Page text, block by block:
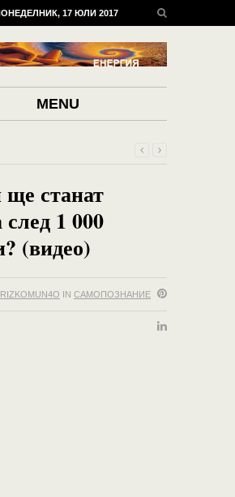
17 ЮЛИ 2017
MENU
станат
след 1 000
(видео)
RIZKOMUN4O IN САМОПОЗНАНИЕ